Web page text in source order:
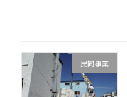
民間事業